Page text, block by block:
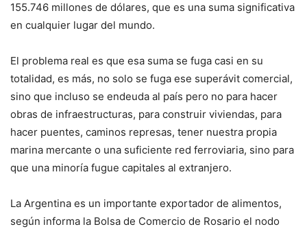
155.746 millones de dólares, que es una suma significativa
en cualquier lugar del mundo.
El problema real es que esa suma se fuga casi en su
totalidad, es más, no solo se fuga ese superávit comercial,
sino que incluso se endeuda al país pero no para hacer
obras de infraestructuras, para construir viviendas, para
hacer puentes, caminos represas, tener nuestra propia
marina mercante o una suficiente red ferroviaria, sino para
que una minoría fugue capitales al extranjero.
La Argentina es un importante exportador de alimentos,
según informa la Bolsa de Comercio de Rosario el nodo